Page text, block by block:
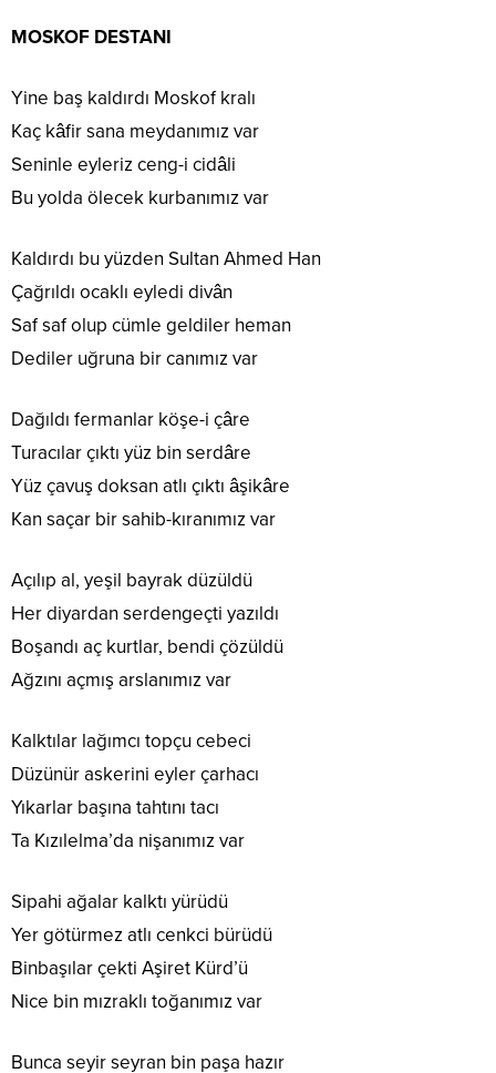
MOSKOF DESTANI
Yine baş kaldırdı Moskof kralı
Kaç kâfir sana meydanımız var
Seninle eyleriz ceng-i cidâli
Bu yolda ölecek kurbanımız var
Kaldırdı bu yüzden Sultan Ahmed Han
Çağrıldı ocaklı eyledi divân
Saf saf olup cümle geldiler heman
Dediler uğruna bir canımız var
Dağıldı fermanlar köşe-i çâre
Turacılar çıktı yüz bin serdâre
Yüz çavuş doksan atlı çıktı âşikâre
Kan saçar bir sahib-kıranımız var
Açılıp al, yeşil bayrak düzüldü
Her diyardan serdengeçti yazıldı
Boşandı aç kurtlar, bendi çözüldü
Ağzını açmış arslanımız var
Kalktılar lağımcı topçu cebeci
Düzünür askerini eyler çarhacı
Yıkarlar başına tahtını tacı
Ta Kızılelma’da nişanımız var
Sipahi ağalar kalktı yürüdü
Yer götürmez atlı cenkci bürüdü
Binbaşılar çekti Aşiret Kürd’ü
Nice bin mızraklı toğanımız var
Bunca seyir seyran bin paşa hazır